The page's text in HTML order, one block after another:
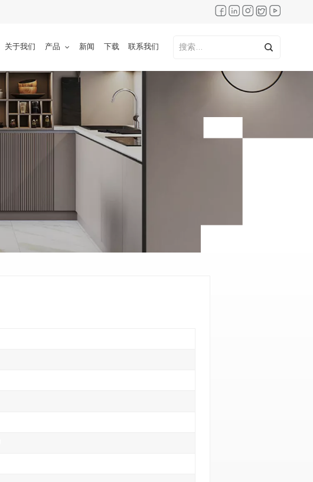
关于我们 产品 新闻 下载 联系我们